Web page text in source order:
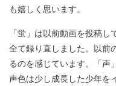
も嬉しく思います。
「蛍」は以前動画を投稿
全て録り直しました。以前
るのを感じています。「声
声色は少し成長した少年を